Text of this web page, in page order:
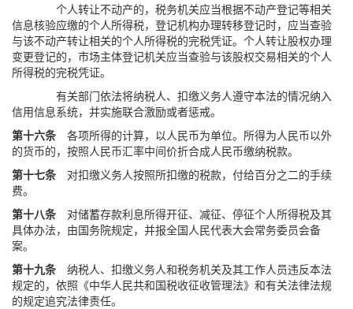
个人转让不动产的，税务机关应当根据不动产登记等相关
信息核验应缴的个人所得税，登记机构办理转移登记时，应当查验
与该不动产转让相关的个人所得税的完税凭证。个人转让股权办理
变更登记的，市场主体登记机关应当查验与该股权交易相关的个人
所得税的完税凭证。
有关部门依法将纳税人、扣缴义务人遵守本法的情况纳入
信用信息系统，并实施联合激励或者惩戒。
第十六条 各项所得的计算，以人民币为单位。所得为人民币以外
的货币的，按照人民币汇率中间价折合成人民币缴纳税款。
第十七条 对扣缴义务人按照所扣缴的税款，付给百分之二的手续
费。
第十八条 对储蓄存款利息所得开征、减征、停征个人所得税及其
具体办法，由国务院规定，并报全国人民代表大会常务委员会备
案。
第十九条 纳税人、扣缴义务人和税务机关及其工作人员违反本法
规定的，依照《中华人民共和国税收征收管理法》和有关法律法规
的规定追究法律责任。